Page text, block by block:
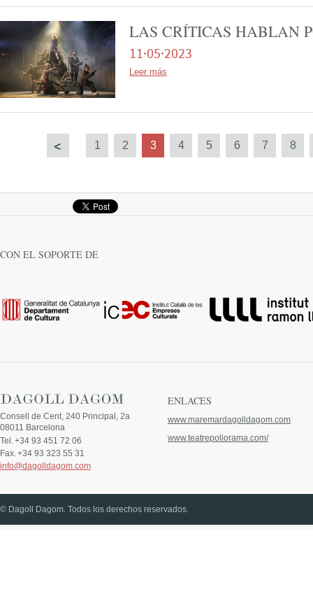
LAS CRÍTICAS HABLAN
11·05·2023
Leer más
1 2 3 4 5 6 7 8
Següent
CON EL SOPORTE DE
Consell de Cent, 240 Principal, 2a
08011 Barcelona
Tel. +34 93 451 72 06
Fax. +34 93 323 55 31
info@dagolldagom.com
ENLACES
www.maremardagolldagom.com
www.teatrepoliorama.com/
© Dagoll Dagom. Todos los derechos reservados.